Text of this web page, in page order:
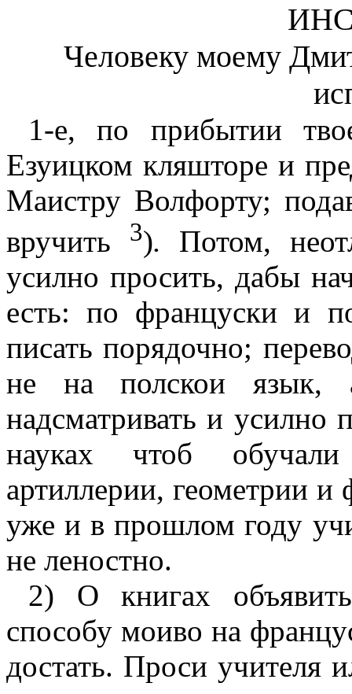
Человеку моему
1-е, по прибытии
Езуицком кляшторе и
Маистру Волфорту;
вручить
3). Потом,
усилно просить, дабы
есть: по француски и
писать порядочно;
не на полскои язык,
надсматривать и усилно
науках чтоб
артиллерии, геометрии
уже и в прошлом году
не леностно.
2) О книгах
способу моиво на
достать. Проси учителя